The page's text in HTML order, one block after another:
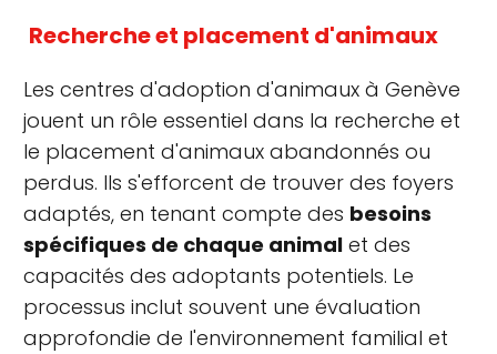
Recherche et placement d'animaux
Les centres d'adoption d'animaux à Genève
jouent un rôle essentiel dans la recherche et
le placement d'animaux abandonnés ou
perdus. Ils s'efforcent de trouver des foyers
adaptés, en tenant compte des besoins
spécifiques de chaque animal et des
capacités des adoptants potentiels. Le
processus inclut souvent une évaluation
approfondie de l'environnement familial et